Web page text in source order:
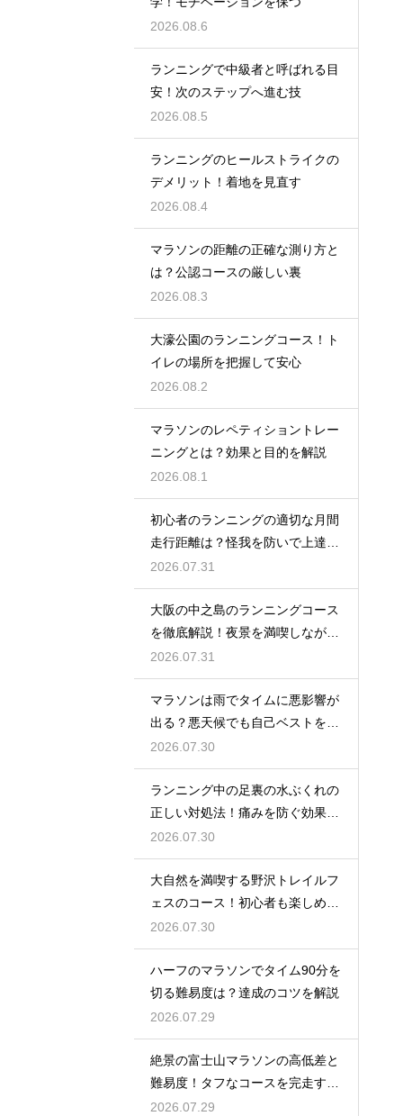
2026.08.6
ランニングで中級者と呼ばれる目
安！次のステップへ進む技
2026.08.5
ランニングのヒールストライクの
デメリット！着地を見直す
2026.08.4
マラソンの距離の正確な測り方と
は？公認コースの厳しい裏
2026.08.3
大濠公園のランニングコース！ト
イレの場所を把握して安心
2026.08.2
マラソンのレペティショントレー
ニングとは？効果と目的を解説
2026.08.1
初心者のランニングの適切な月間
走行距離は？怪我を防いで上達す
るコツ
2026.07.31
大阪の中之島のランニングコース
を徹底解説！夜景を満喫しながら
走る
2026.07.31
マラソンは雨でタイムに悪影響が
出る？悪天候でも自己ベストを狙
う対策
2026.07.30
ランニング中の足裏の水ぶくれの
正しい対処法！痛みを防ぐ効果的
なケア
2026.07.30
大自然を満喫する野沢トレイルフ
ェスのコース！初心者も楽しめる
魅力を
2026.07.30
ハーフのマラソンでタイム90分を
切る難易度は？達成のコツを解説
2026.07.29
絶景の富士山マラソンの高低差と
難易度！タフなコースを完走する
戦略
2026.07.29